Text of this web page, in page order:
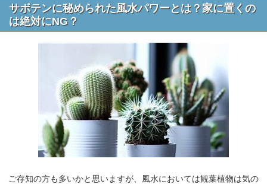
サボテンに秘められた風水パワーとは？家に置くの
は絶対にNG？
ご存知の方も多いかと思いますが、風水においては観葉植物は気の